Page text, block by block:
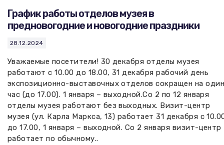
График работы отделов музея в
предновогодние и новогодние праздники
28.12.2024
Уважаемые посетители! 30 декабря отделы музея
работают с 10.00 до 18.00, 31 декабря рабочий день
экспозиционно-выставочных отделов сокращен на один
час (до 17.00). 1 января – выходной.Со 2 по 12 января
отделы музея работают без выходных. Визит-центр
музея (ул. Карла Маркса, 13) работает 31 декабря с
до 17.00, 1 января – выходной. Со 2 января визит-центр
работает по обычному..